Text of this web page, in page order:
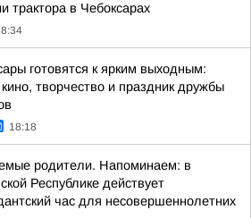
трактора в Чебоксарах
готовятся к ярким выходным:
творчество и праздник дружбы
18:18
родители. Напоминаем: в
Республике действует
час для несовершеннолетних